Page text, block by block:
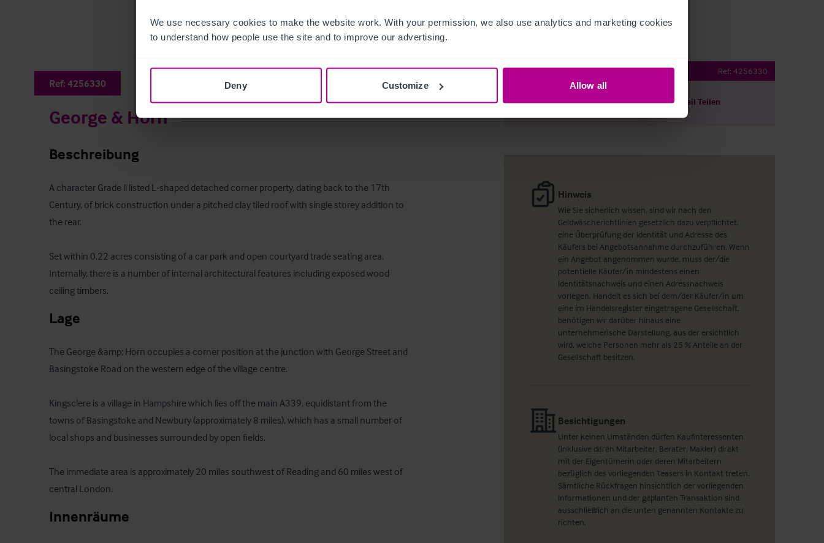
We use necessary cookies to make the website work. With your permission, we also use analytics and marketing cookies
to understand how people use the site and to improve our advertising.
Deny Customize Allow all
Ref: 4256330
George & Horn
Beschreibung
A character Grade ll listed L-shaped detached corner property, dating back to the 17th
Century, of brick construction under a pitched clay tiled roof with single storey addition to
the rear.
Set within 0.22 acres consisting of a car park and open courtyard trade seating area.
Internally, there is a number of internal architectural features including exposed wood
ceiling timbers.
Lage
The George &amp; Horn occupies a corner position at the junction with George Street and
Basingstoke Road on the western edge of the village centre.
Kingsclere is a village in Hampshire which lies off the main A339, equidistant from the
towns of Basingstoke and Newbury (approximately 8 miles), which has a small number of
local shops and businesses surrounded by open fields.
The immediate area is approximately 20 miles southwest of Reading and 60 miles west of
central London.
Innenräume
Detached Grade C.19 property Ref: 4256330
Details herunterladen Per E-Mail Teilen
Hinweis
Wie Sie sicherlich wissen, sind wir nach den
Geldwäscherichtlinien gesetzlich dazu verpflichtet,
eine Überprüfung der Identität und Adresse des
Käufers bei Angebotsannahme durchzuführen. Wenn
ein Angebot angenommen wurde, muss der/die
potentielle Käufer/in mindestens einen
Identitätsnachweis und einen Adressnachweis
vorlegen. Handelt es sich bei dem/der Käufer/in um
eine im Handelsregister eingetragene Gesellschaft,
benötigen wir darüber hinaus eine
unternehmerische Darstellung, aus der ersichtlich
wird, welche Personen mehr als 25 % Anteile an der
Gesellschaft besitzen.
Besichtigungen
Unter keinen Umständen dürfen Kaufinteressenten
(inklusive deren Mitarbeiter, Berater, Makler) direkt
mit der Eigentümerin oder deren Mitarbeitern
bezüglich des vorliegenden Teasers in Kontakt treten.
Sämtliche Rückfragen hinsichtlich der vorliegenden
Informationen und der geplanten Transaktion sind
ausschließlich an die unten genannten Kontakte zu
richten.